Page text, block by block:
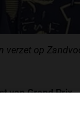
verzet op
van Grand Prix
nu bij komt